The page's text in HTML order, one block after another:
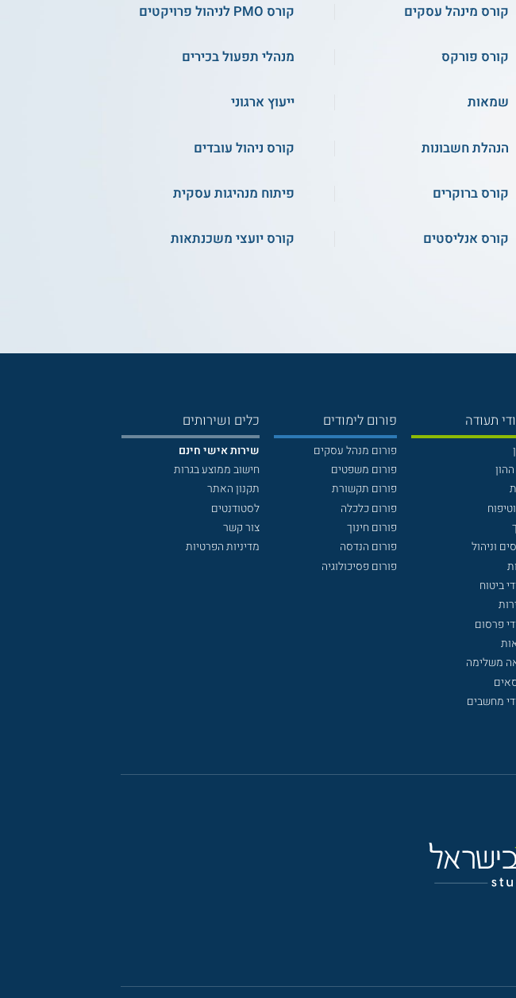
קורס מינהל עסקים קורס PMO לניהול פרויקטים
קורס פורקס מנהלי תפעול בכירים
שמאות ייעוץ ארגוני
הנהלת חשבונות קורס ניהול עובדים
קורס ברוקרים פיתוח מנהיגות עסקית
קורס אנליסטים קורס יועצי משכנתאות
תעודה
וניהול
ביטוח
פרסום
משלימה
מחשבים
פורום לימודים
פורום מנהל עסקים
פורום משפטים
פורום תקשורת
פורום כלכלה
פורום חינוך
פורום הנדסה
פורום פסיכולוגיה
כלים ושירותים
שירות אישי חינם
חישוב ממוצע בגרות
תקנון האתר
לסטודנטים
צור קשר
מדיניות הפרטיות